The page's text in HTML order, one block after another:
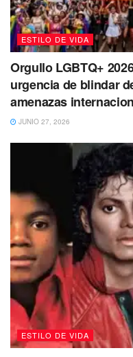
semana. Si es posible,
electrónicos o
automóviles, cualquier
ESTILO DE VIDA
Orgullo LGBTQ+
urgencia de blindar
amenazas
JUNIO 27, 2026
ESTILO DE VIDA